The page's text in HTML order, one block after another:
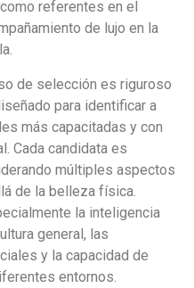
referentes en el
de lujo en la
de selección es riguroso
para identificar a
más capacitadas y con
Cada candidata es
múltiples aspectos
de la belleza física.
la inteligencia
general, las
y la capacidad de
entornos.